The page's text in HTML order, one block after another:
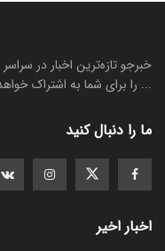
خبرجو تازه‌ترین اخبار در
... را برای شما به اشتراک
ما را دنبال کنید
اخبار اخیر